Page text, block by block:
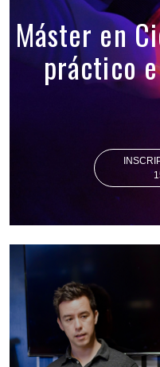
Máster en
práctico